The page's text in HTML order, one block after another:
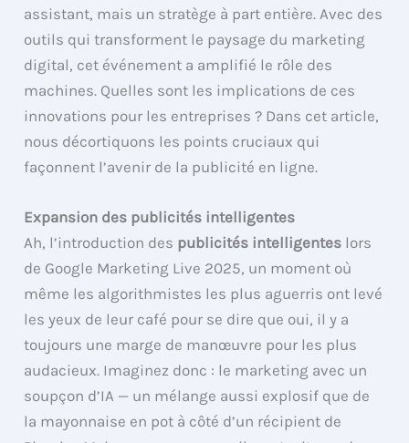
assistant, mais un stratège à part entière. Avec des
outils qui transforment le paysage du marketing
digital, cet événement a amplifié le rôle des
machines. Quelles sont les implications de ces
innovations pour les entreprises ? Dans cet article,
nous décortiquons les points cruciaux qui
façonnent l’avenir de la publicité en ligne.
Expansion des publicités intelligentes
Ah, l’introduction des publicités intelligentes lors
de Google Marketing Live 2025, un moment où
même les algorithmistes les plus aguerris ont levé
les yeux de leur café pour se dire que oui, il y a
toujours une marge de manœuvre pour les plus
audacieux. Imaginez donc : le marketing avec un
soupçon d’IA — un mélange aussi explosif que de
la mayonnaise en pot à côté d’un récipient de